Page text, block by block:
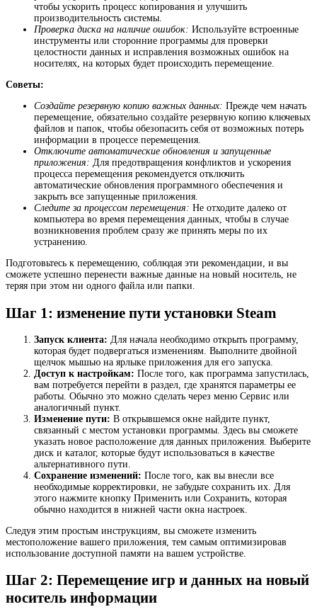
чтобы ускорить процесс копирования и улучшить
производительность системы.
Проверка диска на наличие ошибок: Используйте встроенные
инструменты или сторонние программы для проверки
целостности данных и исправления возможных ошибок на
носителях, на которых будет происходить перемещение.
Советы:
Создайте резервную копию важных данных: Прежде чем начать
перемещение, обязательно создайте резервную копию ключевых
файлов и папок, чтобы обезопасить себя от возможных потерь
информации в процессе перемещения.
Отключите автоматические обновления и запущенные
приложения: Для предотвращения конфликтов и ускорения
процесса перемещения рекомендуется отключить
автоматические обновления программного обеспечения и
закрыть все запущенные приложения.
Следите за процессом перемещения: Не отходите далеко от
компьютера во время перемещения данных, чтобы в случае
возникновения проблем сразу же принять меры по их
устранению.
Подготовьтесь к перемещению, соблюдая эти рекомендации, и вы
сможете успешно перенести важные данные на новый носитель, не
теряя при этом ни одного файла или папки.
Шаг 1: изменение пути установки Steam
Запуск клиента: Для начала необходимо открыть программу,
которая будет подвергаться изменениям. Выполните двойной
щелчок мышью на ярлыке приложения для его запуска.
Доступ к настройкам: После того, как программа запустилась,
вам потребуется перейти в раздел, где хранятся параметры ее
работы. Обычно это можно сделать через меню Сервис или
аналогичный пункт.
Изменение пути: В открывшемся окне найдите пункт,
связанный с местом установки программы. Здесь вы сможете
указать новое расположение для данных приложения. Выберите
диск и каталог, которые будут использоваться в качестве
альтернативного пути.
Сохранение изменений: После того, как вы внесли все
необходимые корректировки, не забудьте сохранить их. Для
этого нажмите кнопку Применить или Сохранить, которая
обычно находится в нижней части окна настроек.
Следуя этим простым инструкциям, вы сможете изменить
местоположение вашего приложения, тем самым оптимизировав
использование доступной памяти на вашем устройстве.
Шаг 2: Перемещение игр и данных на новый
носитель информации